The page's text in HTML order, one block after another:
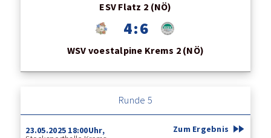
ESV Flatz 2 (NÖ)
4 : 6
WSV voestalpine Krems 2 (NÖ)
Runde 5
23.05.2025 18:00Uhr, Zum Ergebnis fast_forward